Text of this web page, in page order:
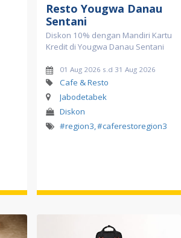
Resto Yougwa Danau
Sentani
Diskon 10% dengan Mandiri Kartu
Kredit di Yougwa Danau Sentani
01 Aug 2026 s.d 31 Aug 2026
Cafe & Resto
Jabodetabek
Diskon
#region3,#caferestoregion3